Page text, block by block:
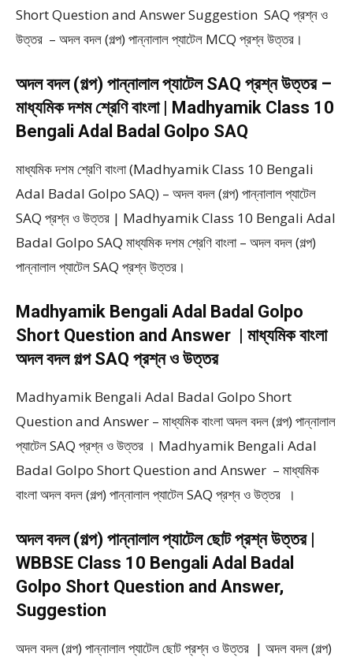
Short Question and Answer Suggestion SAQ প্রশ্ন ও
উত্তর – অদল বদল (গল্প) পান্নালাল প্যাটেল MCQ প্রশ্ন উত্তর।
অদল বদল (গল্প) পান্নালাল প্যাটেল SAQ প্রশ্ন উত্তর –
মাধ্যমিক দশম শ্রেণি বাংলা | Madhyamik Class 10
Bengali Adal Badal Golpo SAQ
মাধ্যমিক দশম শ্রেণি বাংলা (Madhyamik Class 10 Bengali
Adal Badal Golpo SAQ) – অদল বদল (গল্প) পান্নালাল প্যাটেল
SAQ প্রশ্ন ও উত্তর | Madhyamik Class 10 Bengali Adal
Badal Golpo SAQ মাধ্যমিক দশম শ্রেণি বাংলা – অদল বদল (গল্প)
পান্নালাল প্যাটেল SAQ প্রশ্ন উত্তর।
Madhyamik Bengali Adal Badal Golpo
Short Question and Answer | মাধ্যমিক বাংলা
অদল বদল গল্প SAQ প্রশ্ন ও উত্তর
Madhyamik Bengali Adal Badal Golpo Short
Question and Answer – মাধ্যমিক বাংলা অদল বদল (গল্প) পান্নালাল
প্যাটেল SAQ প্রশ্ন ও উত্তর । Madhyamik Bengali Adal
Badal Golpo Short Question and Answer – মাধ্যমিক
বাংলা অদল বদল (গল্প) পান্নালাল প্যাটেল SAQ প্রশ্ন ও উত্তর ।
অদল বদল (গল্প) পান্নালাল প্যাটেল ছোট প্রশ্ন উত্তর |
WBBSE Class 10 Bengali Adal Badal
Golpo Short Question and Answer,
Suggestion
অদল বদল (গল্প) পান্নালাল প্যাটেল ছোট প্রশ্ন ও উত্তর | অদল বদল (গল্প)